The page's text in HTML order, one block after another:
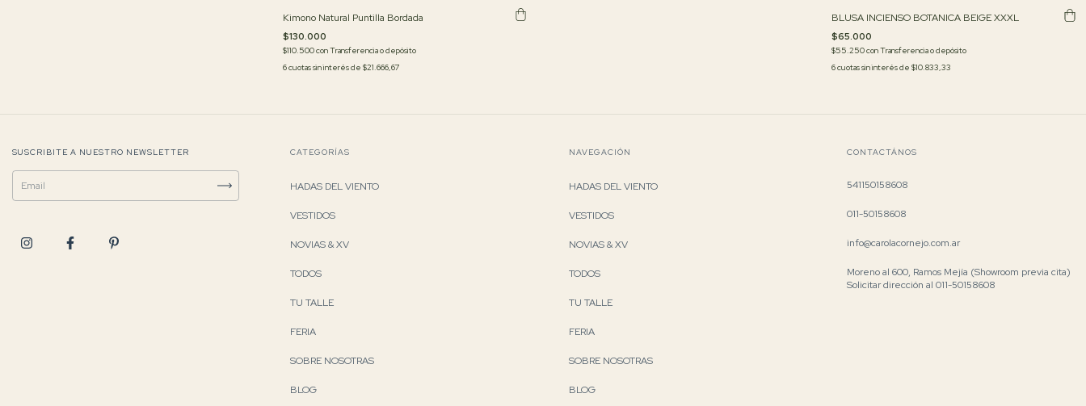
Kimono Natural Puntilla Bordada
$130.000
$110.500conTransferencia o depósito
6cuotas sin interés de $21.666,67
BLUSA INCIENSO BOTANICA BEIGE XXXL
$65.000
$55.250conTransferencia o depósito
6cuotas sin interés de$10.833,33
SUSCRIBITE A NUESTRO NEWSLETTER CATEGORÍAS
HADAS DEL VIENTO
VESTIDOS
NOVIAS & XV
TODOS
TU TALLE
FERIA
SOBRE NOSOTRAS
BLOG
NAVEGACIÓN
HADAS DEL VIENTO
VESTIDOS
NOVIAS & XV
TODOS
TU TALLE
FERIA
SOBRE NOSOTRAS
BLOG
CONTACTÁNOS
541150158608
011-50158608
info@carolacornejo.com.ar
Moreno al 600, Ramos Mejía (Showroom previa cita)
Solicitar dirección al 011-50158608